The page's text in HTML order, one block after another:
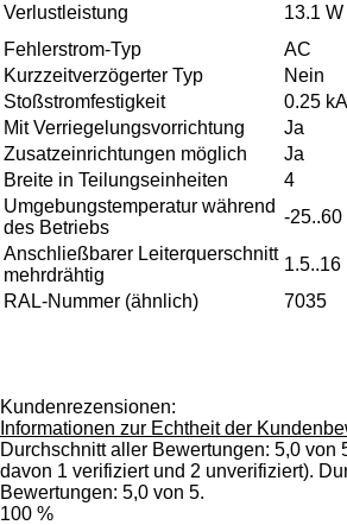
Verlustleistung
13.1 W
Fehlerstrom-Typ
AC
Kurzzeitverzögerter Typ
Nein
Stoßstromfestigkeit
0.25 kA
Mit Verriegelungsvorrichtung
Ja
Zusatzeinrichtungen möglich
Ja
Breite in Teilungseinheiten
4
Umgebungstemperatur während
des Betriebs
-25..60
Anschließbarer Leiterquerschnitt
mehrdrähtig
1.5..16
RAL-Nummer (ähnlich)
7035
Kundenrezensionen:
Informationen zur Echtheit der
Durchschnitt aller Bewertungen: 5,0 von
davon 1 verifiziert und 2 unverifiziert).
Bewertungen: 5,0 von 5.
100 %